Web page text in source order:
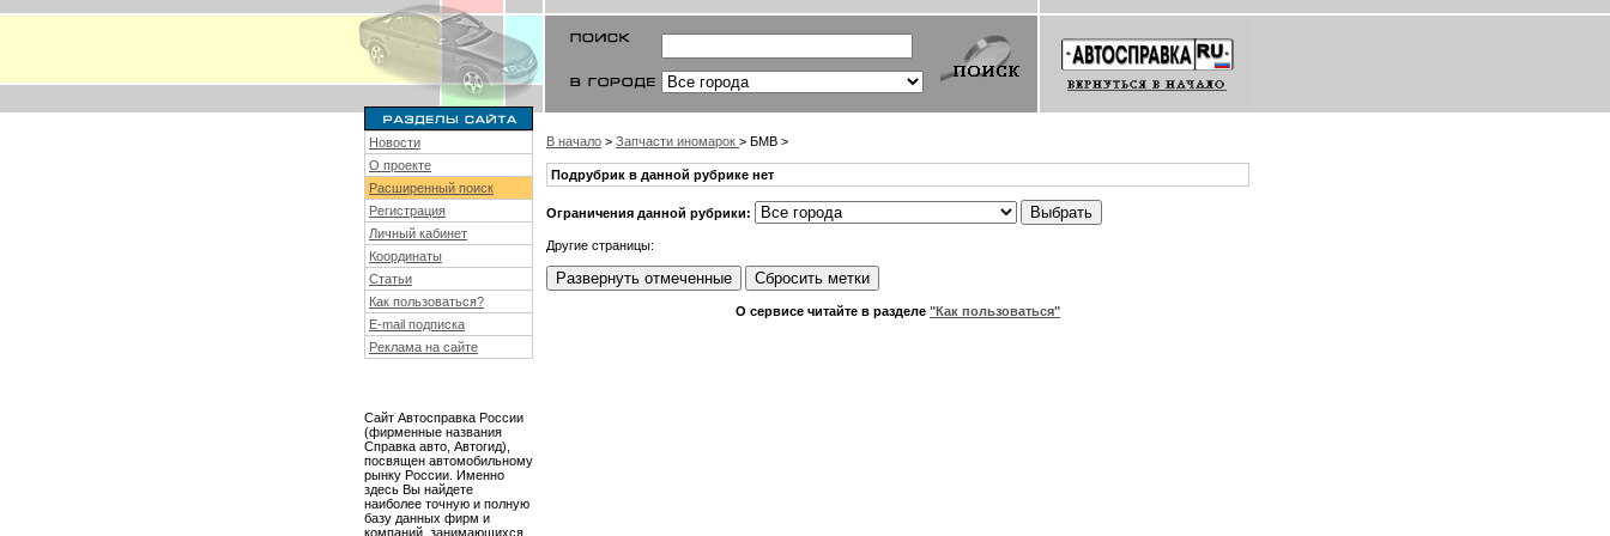
Новости
О проекте
Расширенный поиск
Регистрация
Личный кабинет
Координаты
Статьи
Как пользоваться?
E-mail подписка
Реклама на сайте
Сайт Автосправка России
(фирменные названия
Справка авто, Автогид),
посвящен автомобильному
рынку России. Именно
здесь Вы найдете
наиболее точную и полную
базу данных фирм и
компаний, занимающихся
В начало > Запчасти иномарок > БМВ >
Подрубрик в данной рубрике нет
Ограничения данной рубрики:
Другие страницы:
О сервисе читайте в разделе "Как пользоваться"